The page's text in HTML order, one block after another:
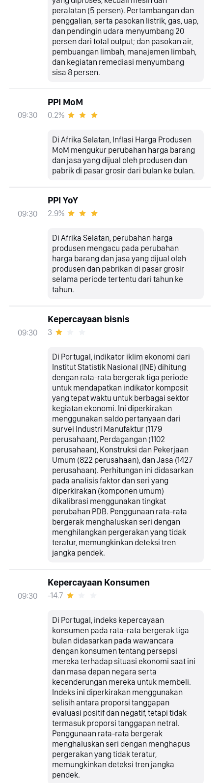
peralatan (5 persen). Pertambangan dan
penggalian, serta pasokan listrik, gas, uap,
dan pendingin udara menyumbang 20
persen dari total output; dan pasokan air,
pembuangan limbah, manajemen limbah,
dan kegiatan remediasi menyumbang
sisa 8 persen.
09:30
PPI MoM
0.2%
Di Afrika Selatan, Inflasi Harga Produsen
MoM mengukur perubahan harga barang
dan jasa yang dijual oleh produsen dan
pabrik di pasar grosir dari bulan ke bulan.
09:30
PPI YoY
2.9%
Di Afrika Selatan, perubahan harga
produsen mengacu pada perubahan
harga barang dan jasa yang dijual oleh
produsen dan pabrikan di pasar grosir
selama periode tertentu dari tahun ke
tahun.
09:30
Kepercayaan bisnis
3
Di Portugal, indikator iklim ekonomi dari
Institut Statistik Nasional (INE) dihitung
dengan rata-rata bergerak tiga periode
untuk mendapatkan indikator komposit
yang tepat waktu untuk berbagai sektor
kegiatan ekonomi. Ini diperkirakan
menggunakan saldo pertanyaan dari
survei Industri Manufaktur (1179
perusahaan), Perdagangan (1102
perusahaan), Konstruksi dan Pekerjaan
Umum (822 perusahaan), dan Jasa (1427
perusahaan). Perhitungan ini didasarkan
pada analisis faktor dan seri yang
diperkirakan (komponen umum)
dikalibrasi menggunakan tingkat
perubahan PDB. Penggunaan rata-rata
bergerak menghaluskan seri dengan
menghilangkan pergerakan yang tidak
teratur, memungkinkan deteksi tren
jangka pendek.
09:30
Kepercayaan Konsumen
-14.7
Di Portugal, indeks kepercayaan
konsumen pada rata-rata bergerak tiga
bulan didasarkan pada wawancara
dengan konsumen tentang persepsi
mereka terhadap situasi ekonomi saat ini
dan masa depan negara serta
kecenderungan mereka untuk membeli.
Indeks ini diperkirakan menggunakan
selisih antara proporsi tanggapan
evaluasi positif dan negatif, tetapi tidak
termasuk proporsi tanggapan netral.
Penggunaan rata-rata bergerak
menghaluskan seri dengan menghapus
pergerakan yang tidak teratur,
memungkinkan deteksi tren jangka
pendek.